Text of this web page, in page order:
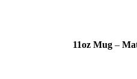
11oz Mug –